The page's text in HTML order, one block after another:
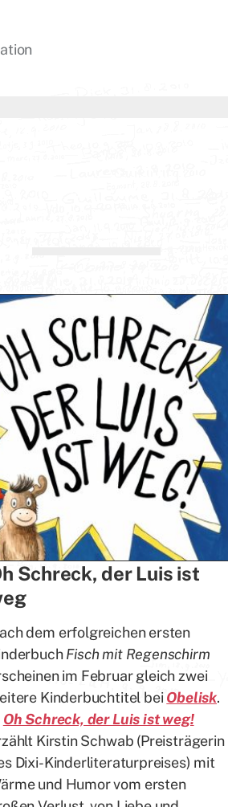
Schreck, der Luis ist
dem erfolgreichen ersten
Fisch mit Regenschirm
im Februar gleich zwei
Kinderbuchtitel bei Obelisk.
Oh Schreck, der Luis ist weg!
Kirstin Schwab (Preisträgerin
Dixi-Kinderliteraturpreises) mit
und Humor vom ersten